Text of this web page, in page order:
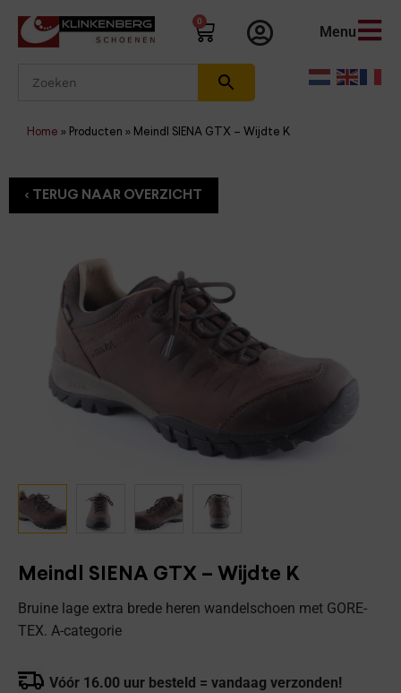
0
Menu
Home » Producten » Meindl SIENA GTX – Wijdte K
Meindl SIENA GTX – Wijdte K
Bruine lage extra brede heren wandelschoen met GORE-
TEX. A-categorie
Vóór 16.00 uur besteld = vandaag verzonden!